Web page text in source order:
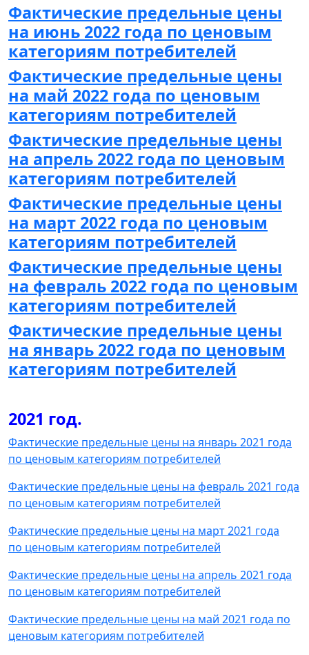
Фактические предельные цены
на июнь 2022 года по ценовым
категориям потребителей
Фактические предельные цены
на май 2022 года по ценовым
категориям потребителей
Фактические предельные цены
на апрель 2022 года по ценовым
категориям потребителей
Фактические предельные цены
на март 2022 года по ценовым
категориям потребителей
Фактические предельные цены
на февраль 2022 года по ценовым
категориям потребителей
Фактические предельные цены
на январь 2022 года по ценовым
категориям потребителей
2021 год.
Фактические предельные цены на январь 2021 года
по ценовым категориям потребителей
Фактические предельные цены на февраль 2021 года
по ценовым категориям потребителей
Фактические предельные цены на март 2021 года
по ценовым категориям потребителей
Фактические предельные цены на апрель 2021 года
по ценовым категориям потребителей
Фактические предельные цены на май 2021 года по
ценовым категориям потребителей